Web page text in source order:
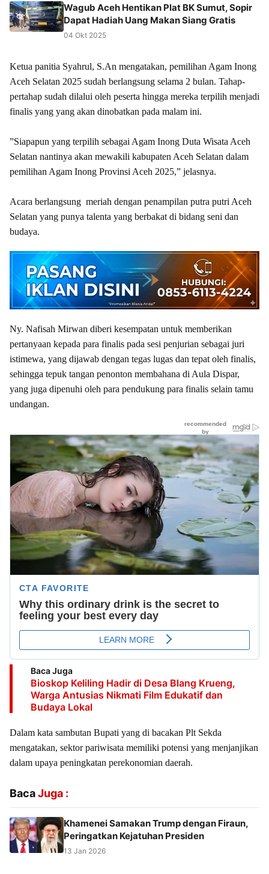
Wagub Aceh Hentikan Plat BK Sumut, Sopir
Dapat Hadiah Uang Makan Siang Gratis
04 Okt 2025
‎Ketua panitia Syahrul, S.An mengatakan, pemilihan Agam Inong
Aceh Selatan 2025 sudah berlangsung selama 2 bulan. Tahap-
pertahap sudah dilalui oleh peserta hingga mereka terpilih menjadi
finalis yang yang akan dinobatkan pada malam ini.
‎”Siapapun yang terpilih sebagai Agam Inong Duta Wisata Aceh
Selatan nantinya akan mewakili kabupaten Aceh Selatan dalam
pemilihan Agam Inong Provinsi Aceh 2025,” jelasnya.
Acara berlangsung meriah dengan penampilan putra putri Aceh
Selatan yang punya talenta yang berbakat di bidang seni dan
budaya.
Ny. Nafisah Mirwan diberi kesempatan untuk memberikan
pertanyaan kepada para finalis pada sesi penjurian sebagai juri
istimewa, yang dijawab dengan tegas lugas dan tepat oleh finalis,
sehingga tepuk tangan penonton membahana di Aula Dispar,
yang juga dipenuhi oleh para pendukung para finalis selain tamu
undangan.
Baca Juga
Bioskop Keliling Hadir di Desa Blang Krueng,
Warga Antusias Nikmati Film Edukatif dan
Budaya Lokal
‎Dalam kata sambutan Bupati yang di bacakan Plt Sekda
mengatakan, sektor pariwisata memiliki potensi yang menjanjikan
dalam upaya peningkatan perekonomian daerah.
BacaJuga :
Khamenei Samakan Trump dengan Firaun,
Peringatkan Kejatuhan Presiden
13 Jan 2026